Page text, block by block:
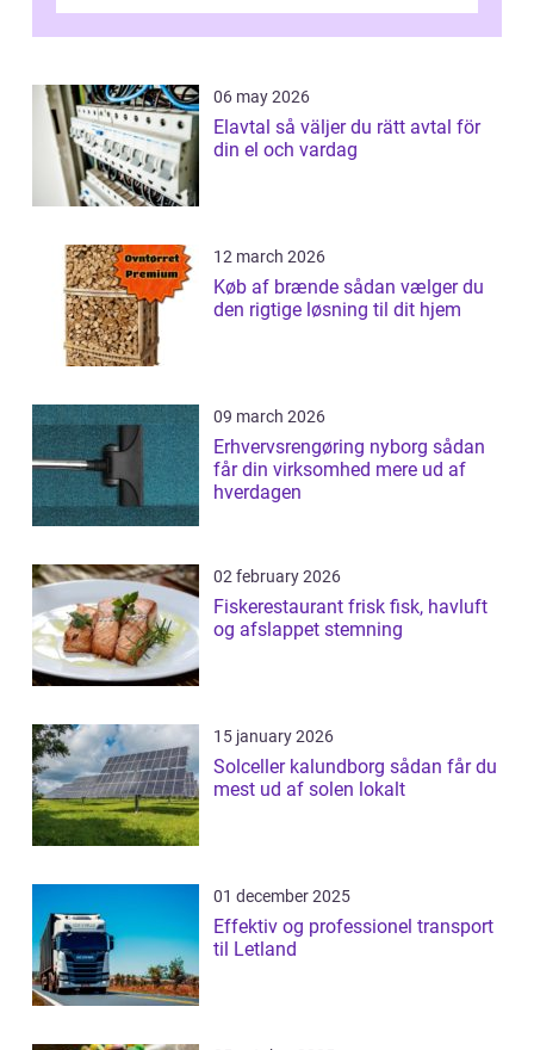
06 may 2026
Elavtal så väljer du rätt avtal för
din el och vardag
12 march 2026
Køb af brænde sådan vælger du
den rigtige løsning til dit hjem
09 march 2026
Erhvervsrengøring nyborg sådan
får din virksomhed mere ud af
hverdagen
02 february 2026
Fiskerestaurant frisk fisk, havluft
og afslappet stemning
15 january 2026
Solceller kalundborg sådan får du
mest ud af solen lokalt
01 december 2025
Effektiv og professionel transport
til Letland